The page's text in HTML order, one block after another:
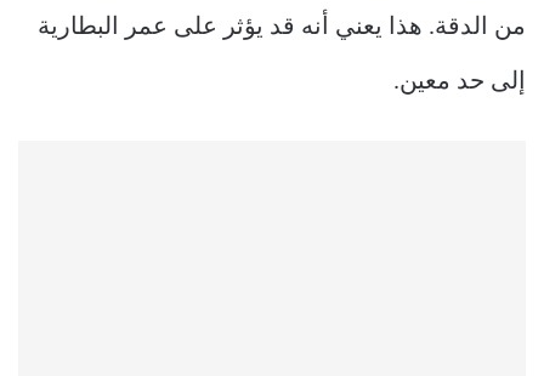
من الدقة. هذا يعني أنه قد يؤثر على عمر البطارية
إلى حد معين.